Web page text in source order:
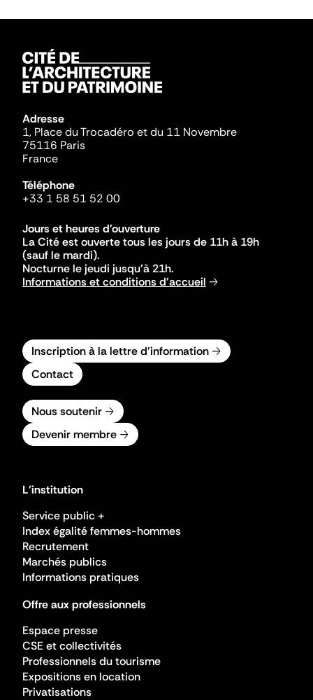
Adresse
1, Place du Trocadéro et du 11 Novembre
75116 Paris
France
Téléphone
+33 1 58 51 52 00
Jours et heures d'ouverture
La Cité est ouverte tous les jours de 11h à 19h
(sauf le mardi).
Nocturne le jeudi jusqu'à 21h.
Informations et conditions d'accueil
Inscription à la lettre d'information
Contact
Nous soutenir
Devenir membre
L'institution
Service public +
Index égalité femmes-hommes
Recrutement
Marchés publics
Informations pratiques
Offre aux professionnels
Espace presse
CSE et collectivités
Professionnels du tourisme
Expositions en location
Privatisations